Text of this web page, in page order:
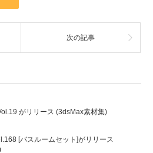
次の記事
がリリース (3dsMax素材集)
[バスルームセット]がリリース